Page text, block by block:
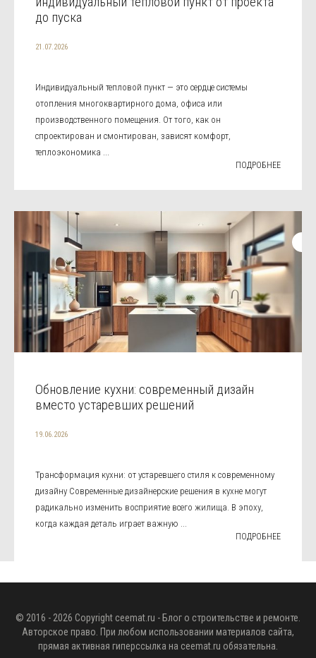
до пуска
21.07.2026
Индивидуальный тепловой пункт — это сердце системы
отопления многоквартирного дома, офиса или
производственного помещения. От того, как он
спроектирован и смонтирован, зависят комфорт,
теплоэкономика ...
ПОДРОБНЕЕ
Обновление кухни: современный дизайн
вместо устаревших решений
19.06.2026
Трансформация кухни: от устаревшего стиля к современному
дизайну Современные дизайнерские решения в кухне могут
радикально изменить восприятие всего жилища. В эпоху,
когда каждая деталь играет важную ...
ПОДРОБНЕЕ
© 2016 - 2026 Copyright ceemat.ru - Блог о строительстве и ремонте.
Авторское право. При любом использовании материалов сайта,
прямая активная гиперссылка на ceemat.ru обязательна.